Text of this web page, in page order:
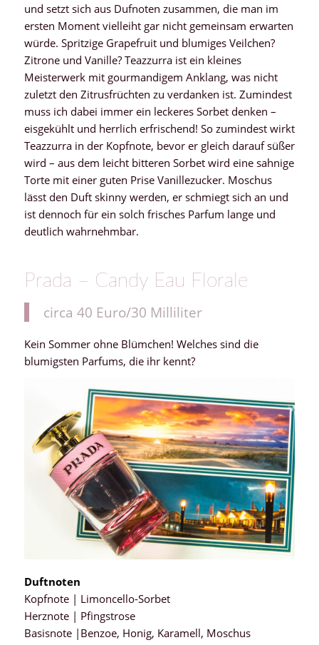
und setzt sich aus Dufnoten zusammen, die man im
ersten Moment vielleiht gar nicht gemeinsam erwarten
würde. Spritzige Grapefruit und blumiges Veilchen?
Zitrone und Vanille? Teazzurra ist ein kleines
Meisterwerk mit gourmandigem Anklang, was nicht
zuletzt den Zitrusfrüchten zu verdanken ist. Zumindest
muss ich dabei immer ein leckeres Sorbet denken –
eisgekühlt und herrlich erfrischend! So zumindest wirkt
Teazzurra in der Kopfnote, bevor er gleich darauf süßer
wird – aus dem leicht bitteren Sorbet wird eine sahnige
Torte mit einer guten Prise Vanillezucker. Moschus
lässt den Duft skinny werden, er schmiegt sich an und
ist dennoch für ein solch frisches Parfum lange und
deutlich wahrnehmbar.
Prada – Candy Eau Florale
circa 40 Euro/30 Milliliter
Kein Sommer ohne Blümchen! Welches sind die
blumigsten Parfums, die ihr kennt?
Duftnoten
Kopfnote | Limoncello-Sorbet
Herznote | Pfingstrose
Basisnote |Benzoe, Honig, Karamell, Moschus